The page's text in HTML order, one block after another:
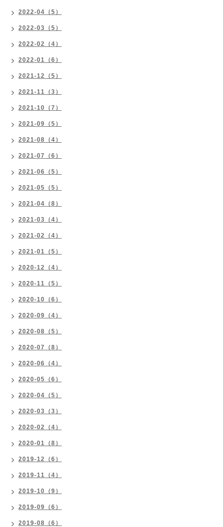
2022-04（5）
2022-03（5）
2022-02（4）
2022-01（6）
2021-12（5）
2021-11（3）
2021-10（7）
2021-09（5）
2021-08（4）
2021-07（6）
2021-06（5）
2021-05（5）
2021-04（8）
2021-03（4）
2021-02（4）
2021-01（5）
2020-12（4）
2020-11（5）
2020-10（6）
2020-09（4）
2020-08（5）
2020-07（8）
2020-06（4）
2020-05（6）
2020-04（5）
2020-03（3）
2020-02（4）
2020-01（8）
2019-12（6）
2019-11（4）
2019-10（9）
2019-09（6）
2019-08（6）